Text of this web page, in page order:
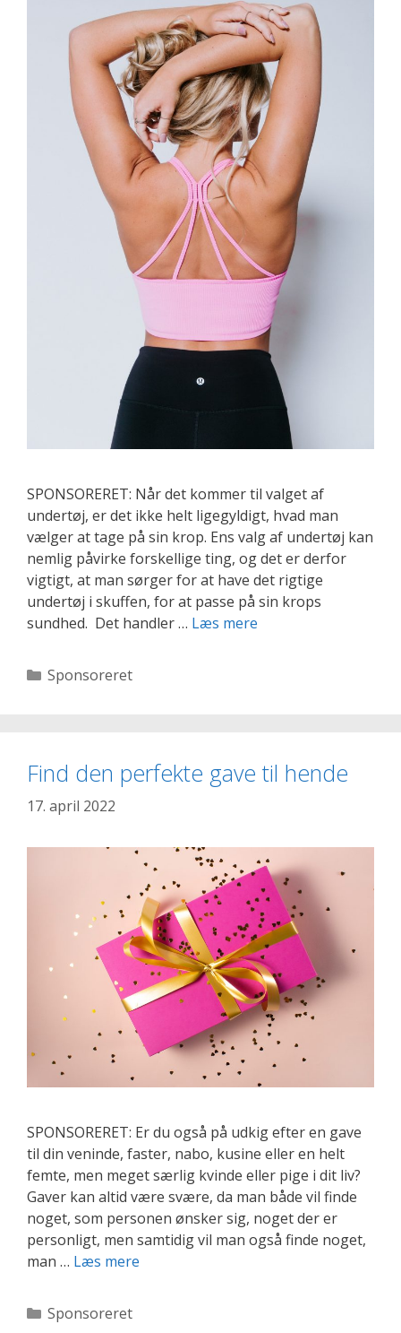
SPONSORERET: Når det kommer til valget af
undertøj, er det ikke helt ligegyldigt, hvad man
vælger at tage på sin krop. Ens valg af undertøj kan
nemlig påvirke forskellige ting, og det er derfor
vigtigt, at man sørger for at have det rigtige
undertøj i skuffen, for at passe på sin krops
sundhed. Det handler … Læs mere
undertøj
Kategorier
Sponsoreret
Find den perfekte gave til hende
17. april 2022
SPONSORERET: Er du også på udkig efter en gave
til din veninde, faster, nabo, kusine eller en helt
femte, men meget særlig kvinde eller pige i dit liv?
Gaver kan altid være svære, da man både vil finde
noget, som personen ønsker sig, noget der er
personligt, men samtidig vil man også finde noget,
man … Læs mere
Kategorier
Sponsoreret